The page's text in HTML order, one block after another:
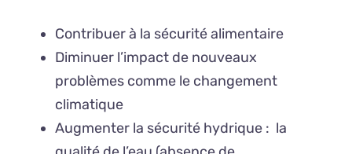
Contribuer à la sécurité alimentaire
Diminuer l’impact de nouveaux
problèmes comme le changement
climatique
Augmenter la sécurité hydrique : la